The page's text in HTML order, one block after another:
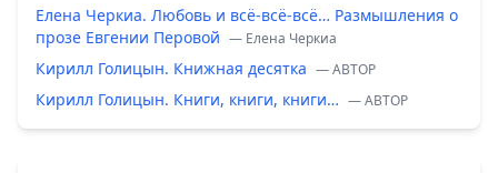
Елена Черкиа. Любовь и всё-всё-всё… Размышления о
прозе Евгении Перовой — Елена Черкиа
Кирилл Голицын. Книжная десятка — ABTOP
Кирилл Голицын. Книги, книги, книги… — ABTOP